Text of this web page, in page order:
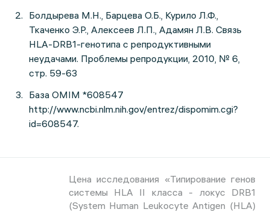
Болдырева М.Н., Барцева О.Б., Курило Л.Ф.,
Ткаченко Э.Р., Алексеев Л.П., Адамян Л.В. Связь
HLA-DRB1-генотипа с репродуктивными
неудачами. Проблемы репродукции, 2010, № 6,
стр. 59-63
База OMIM *608547
http://www.ncbi.nlm.nih.gov/entrez/dispomim.cgi?
id=608547.
Цена исследования «Типирование генов
системы HLA II класса - локус DRB1
(System Human Leukocyte Antigen (HLA)